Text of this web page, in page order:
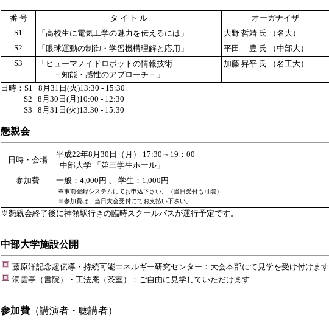
番 号 タ イ ト ル
オーガナイザ
S1
「高校生に電気工学の魅力を伝えるには」
大野 哲靖 氏 （名大）
S2
「眼球運動の制御・学習機構理解と応用」
平田 豊 氏 （中部大）
S3
「ヒューマノイドロボットの情報技術
－知能・感性のアプローチ－」
加藤 昇平 氏 （名工大）
日時：S1 8月31日(火)13:30 - 15:30
S2 8月30日(月)10:00 - 12:30
S3 8月31日(火)13:30 - 15:30
懇親会
日時・会場
平成22年8月30日（月） 17:30～19：00
中部大学 「第三学生ホール」
参加費
一般：4,000円 、 学生：1,000円
※事前登録システムにてお申込下さい。（当日受付も可能）
※参加費は、当日大会受付にてお支払い下さい。
※懇親会終了後に神領駅行きの臨時スクールバスが運行予定です。
中部大学施設公開
藤原洋記念超伝導・持続可能エネルギー研究センター：大会本部にて見学を受け付けます
洞雲亭（書院）・工法庵（茶室）：ご自由に見学していただけます
参加費 （講演者・聴講者）